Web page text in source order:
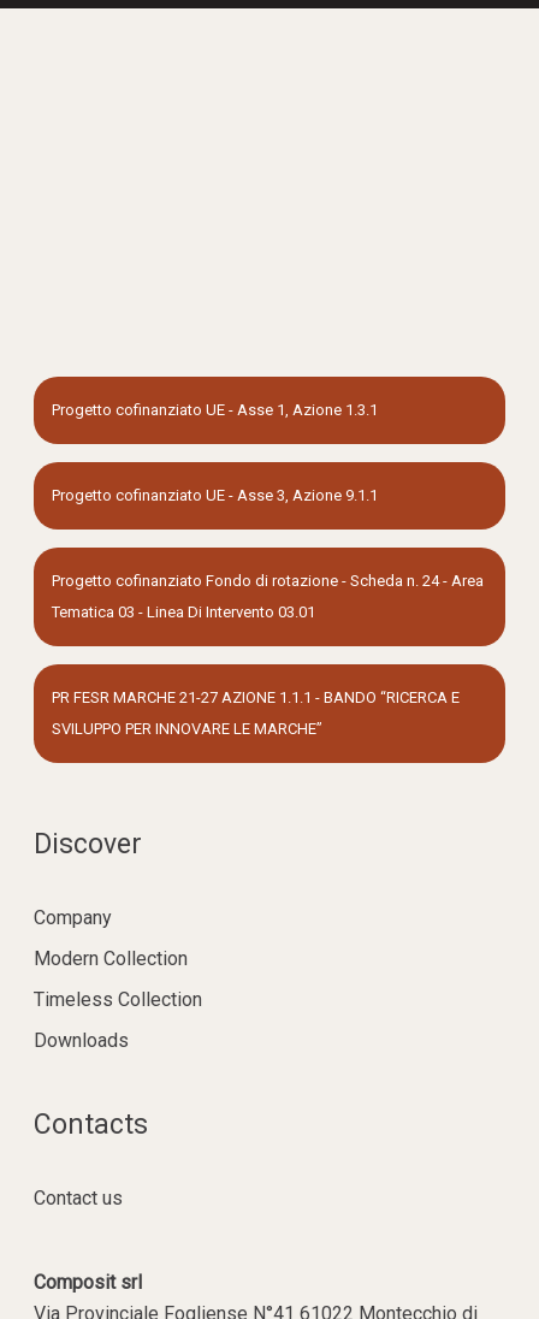
Progetto cofinanziato UE - Asse 1, Azione 1.3.1
Progetto cofinanziato UE - Asse 3, Azione 9.1.1
Progetto cofinanziato Fondo di rotazione - Scheda n. 24 - Area
Tematica 03 - Linea Di Intervento 03.01
PR FESR MARCHE 21-27 AZIONE 1.1.1 - BANDO “RICERCA E
SVILUPPO PER INNOVARE LE MARCHE”
Discover
Company
Modern Collection
Timeless Collection
Downloads
Contacts
Contact us
Composit srl
Via Provinciale Fogliense N°41 61022 Montecchio di